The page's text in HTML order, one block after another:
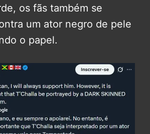
os fãs também se
um ator negro de pele
o papel.